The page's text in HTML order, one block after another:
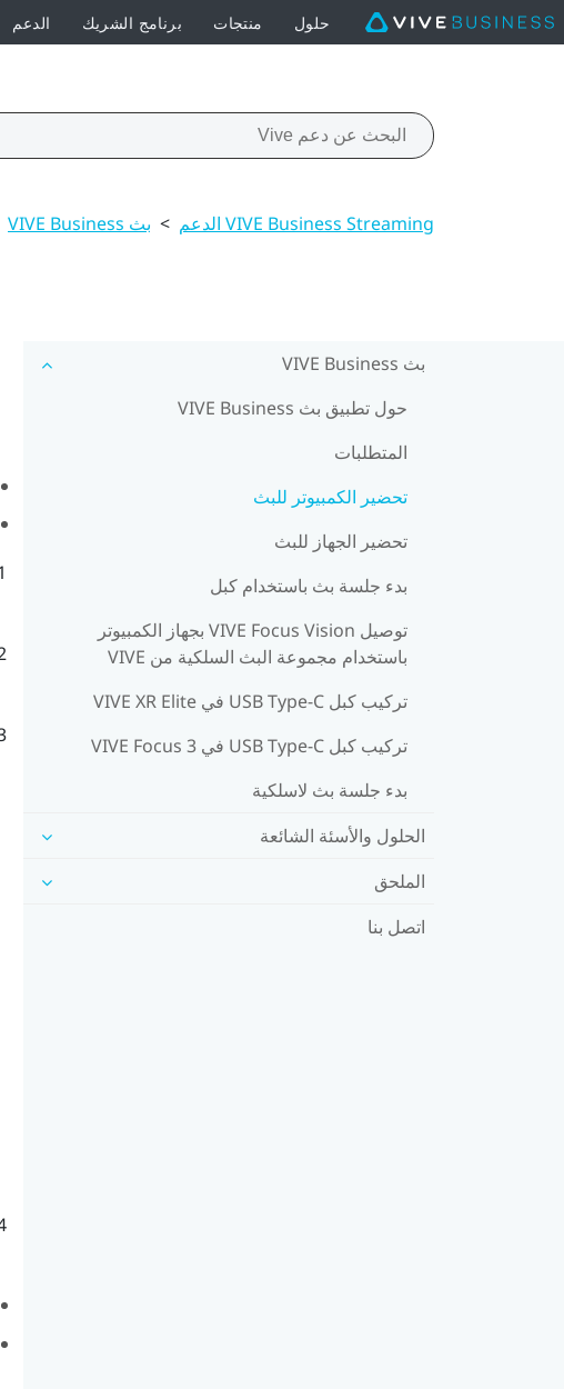
حلول منتجات برنامج الشريك الدعم
VIVE Business Streaming الدعم > بث VIVE Business
بث VIVE Business
حول تطبيق بث VIVE Business
المتطلبات
تحضير الكمبيوتر للبث
تحضير الجهاز للبث
بدء جلسة بث باستخدام كبل
توصيل VIVE Focus Vision بجهاز الكمبيوتر
باستخدام مجموعة البث السلكية من VIVE
تركيب كبل USB Type-C في VIVE XR Elite
تركيب كبل USB Type-C في VIVE Focus 3
بدء جلسة بث لاسلكية
الحلول والأسئة الشائعة
الملحق
اتصل بنا